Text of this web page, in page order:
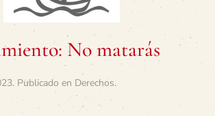
No matarás
. Publicado en Derechos.